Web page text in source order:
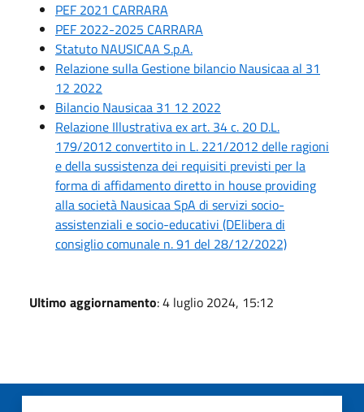
PEF 2021 CARRARA
PEF 2022-2025 CARRARA
Statuto NAUSICAA S.p.A.
Relazione sulla Gestione bilancio Nausicaa al 31
12 2022
Bilancio Nausicaa 31 12 2022
Relazione Illustrativa ex art. 34 c. 20 D.L.
179/2012 convertito in L. 221/2012 delle ragioni
e della sussistenza dei requisiti previsti per la
forma di affidamento diretto in house providing
alla società Nausicaa SpA di servizi socio-
assistenziali e socio-educativi (DElibera di
consiglio comunale n. 91 del 28/12/2022)
Ultimo aggiornamento: 4 luglio 2024, 15:12